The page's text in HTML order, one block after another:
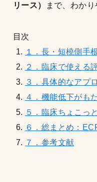
リース）
まで、わかり
目次
１．長・短橈側手
２．臨床で使える
３．具体的なアプ
４．機能低下がも
５．臨床ちょこっ
６．総まとめ：
７．参考文献